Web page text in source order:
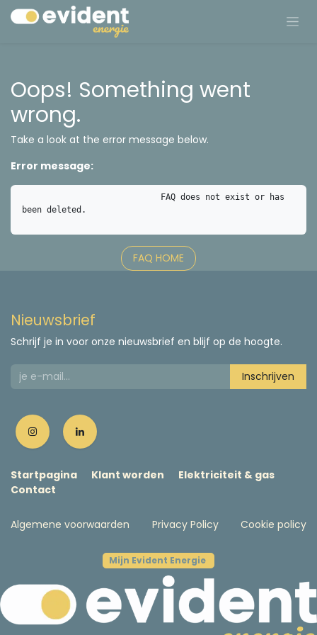
Oops! Something went
wrong.
Take a look at the error message below.
Error message:
                            FAQ does not exist or has
been deleted.
FAQ HOME
Nieuwsbrief
Schrijf je in voor onze nieuwsbrief en blijf op de hoogte.
Inschrijven
Startpagina Klant worden
Elektriciteit & gas
Contact
Algemene voorwaarden Privacy Policy Cookie policy
Mijn Evident Energie